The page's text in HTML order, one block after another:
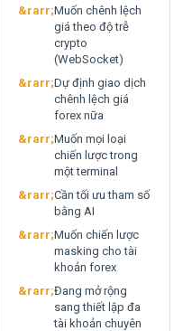
Muốn chênh lệch
giá theo độ trễ
crypto
(WebSocket)
Dự định giao dịch
chênh lệch giá
forex nữa
Muốn mọi loại
chiến lược trong
một terminal
Cần tối ưu tham số
bằng AI
Muốn chiến lược
masking cho tài
khoản forex
Đang mở rộng
sang thiết lập đa
tài khoản chuyên